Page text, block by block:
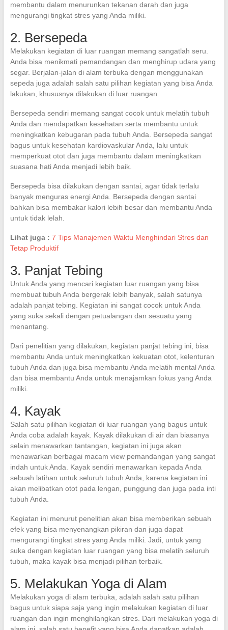
membantu dalam menurunkan tekanan darah dan juga
mengurangi tingkat stres yang Anda miliki.
2. Bersepeda
Melakukan kegiatan di luar ruangan memang sangatlah seru.
Anda bisa menikmati pemandangan dan menghirup udara yang
segar. Berjalan-jalan di alam terbuka dengan menggunakan
sepeda juga adalah salah satu pilihan kegiatan yang bisa Anda
lakukan, khususnya dilakukan di luar ruangan.
Bersepeda sendiri memang sangat cocok untuk melatih tubuh
Anda dan mendapatkan kesehatan serta membantu untuk
meningkatkan kebugaran pada tubuh Anda. Bersepeda sangat
bagus untuk kesehatan kardiovaskular Anda, lalu untuk
memperkuat otot dan juga membantu dalam meningkatkan
suasana hati Anda menjadi lebih baik.
Bersepeda bisa dilakukan dengan santai, agar tidak terlalu
banyak menguras energi Anda. Bersepeda dengan santai
bahkan bisa membakar kalori lebih besar dan membantu Anda
untuk tidak lelah.
Lihat juga : 7 Tips Manajemen Waktu Menghindari Stres dan
Tetap Produktif
3. Panjat Tebing
Untuk Anda yang mencari kegiatan luar ruangan yang bisa
membuat tubuh Anda bergerak lebih banyak, salah satunya
adalah panjat tebing. Kegiatan ini sangat cocok untuk Anda
yang suka sekali dengan petualangan dan sesuatu yang
menantang.
Dari penelitian yang dilakukan, kegiatan panjat tebing ini, bisa
membantu Anda untuk meningkatkan kekuatan otot, kelenturan
tubuh Anda dan juga bisa membantu Anda melatih mental Anda
dan bisa membantu Anda untuk menajamkan fokus yang Anda
miliki.
4. Kayak
Salah satu pilihan kegiatan di luar ruangan yang bagus untuk
Anda coba adalah kayak. Kayak dilakukan di air dan biasanya
selain menawarkan tantangan, kegiatan ini juga akan
menawarkan berbagai macam view pemandangan yang sangat
indah untuk Anda. Kayak sendiri menawarkan kepada Anda
sebuah latihan untuk seluruh tubuh Anda, karena kegiatan ini
akan melibatkan otot pada lengan, punggung dan juga pada inti
tubuh Anda.
Kegiatan ini menurut penelitian akan bisa memberikan sebuah
efek yang bisa menyenangkan pikiran dan juga dapat
mengurangi tingkat stres yang Anda miliki. Jadi, untuk yang
suka dengan kegiatan luar ruangan yang bisa melatih seluruh
tubuh, maka kayak bisa menjadi pilihan terbaik.
5. Melakukan Yoga di Alam
Melakukan yoga di alam terbuka, adalah salah satu pilihan
bagus untuk siapa saja yang ingin melakukan kegiatan di luar
ruangan dan ingin menghilangkan stres. Dari melakukan yoga di